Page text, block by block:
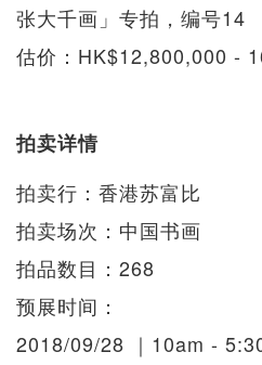
张大千画」专拍，编号14
估价：HK$12,800,000 -
拍卖详情
拍卖⾏：香港苏富比
拍卖场次：中国书画
拍品数⽬：268
预展时间：
2018/09/28 ｜10am -